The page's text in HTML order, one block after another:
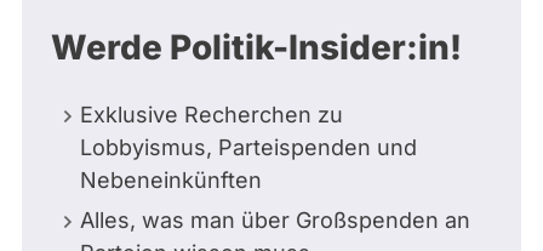
Werde Politik-Insider:in!
Exklusive Recherchen zu
Lobbyismus, Parteispenden und
Nebeneinkünften
Alles, was man über Großspenden an